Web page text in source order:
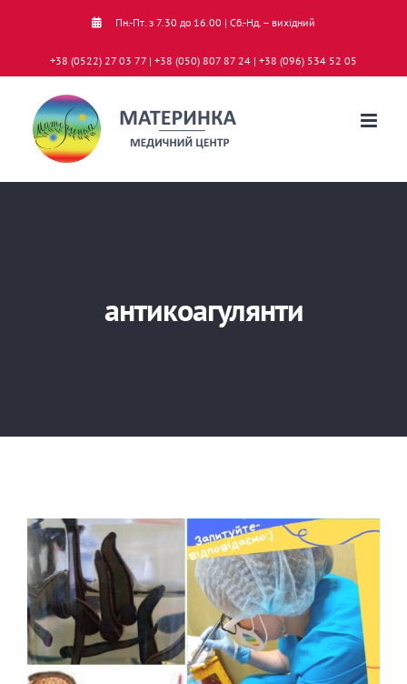
Пн.-Пт. з 7.30 до 16.00 | Сб.-Нд. – вихідний
+38 (0522) 27 03 77 | +38 (050) 807 87 24 | +38 (096) 534 52 05
антикоагулянти